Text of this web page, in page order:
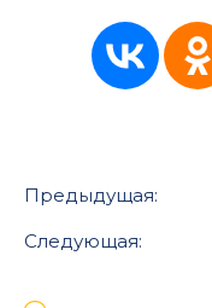
Предыдущая:
Следующая: